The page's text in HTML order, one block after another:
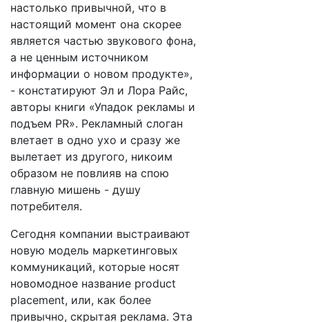
настолько привычной, что в
настоящий момент она скорее
является частью звукового фона,
а не ценным источником
информации о новом продукте»,
- констатируют Эл и Лора Райc,
авторы книги «Упадок рекламы и
подъем PR». Рекламный слоган
влетает в одно ухо и сразу же
вылетает из другого, никоим
образом не повлияв на спою
главную мишень - душу
потребителя.
Сегодня компании выстраивают
новую модель маркетинговых
коммуникаций, которые носят
новомодное название product
placement, или, как более
привычно, скрытая реклама. Эта